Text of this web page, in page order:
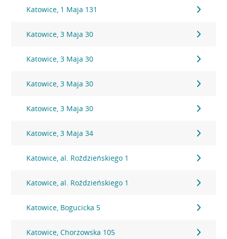
Katowice, 1 Maja 131
Katowice, 3 Maja 30
Katowice, 3 Maja 30
Katowice, 3 Maja 30
Katowice, 3 Maja 30
Katowice, 3 Maja 34
Katowice, al. Roździeńskiego 1
Katowice, al. Roździeńskiego 1
Katowice, Bogucicka 5
Katowice, Chorzowska 105